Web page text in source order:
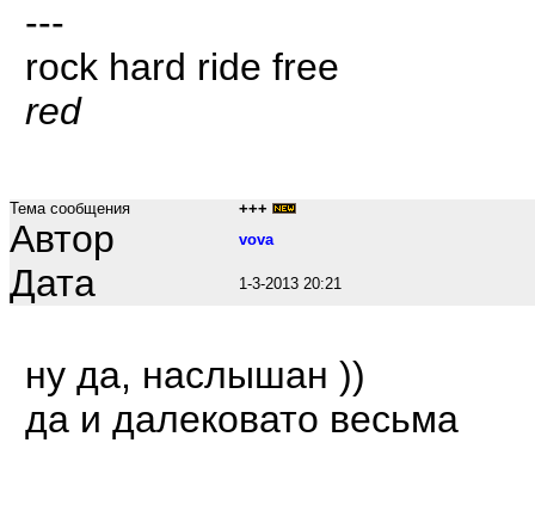
---
rock hard ride free
red
Тема сообщения +++
Автор vova
Дата 1-3-2013 20:21
ну да, наслышан ))
да и далековато весьма